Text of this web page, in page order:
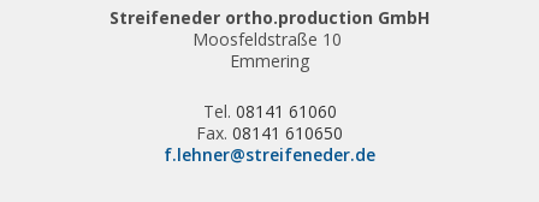
Streifeneder ortho.production GmbH
Moosfeldstraße 10
Emmering
Tel. 08141 61060
Fax. 08141 610650
f.lehner@streifeneder.de